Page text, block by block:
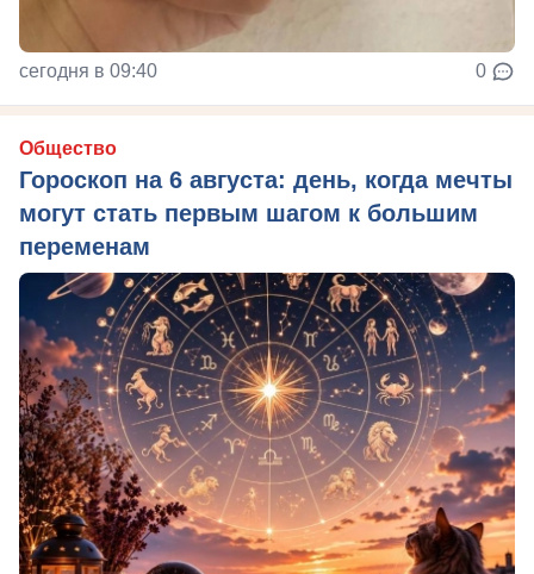
сегодня в 09:40 0
Общество
Гороскоп на 6 августа: день, когда мечты
могут стать первым шагом к большим
переменам